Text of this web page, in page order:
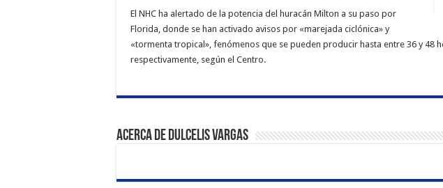
El NHC ha alertado de la potencia del huracán Milton a su paso por
Florida, donde se han activado avisos por «marejada ciclónica» y
«tormenta tropical», fenómenos que se pueden producir hasta entre 36 y 48
respectivamente, según el Centro.
Acerca de Dulcelis Vargas